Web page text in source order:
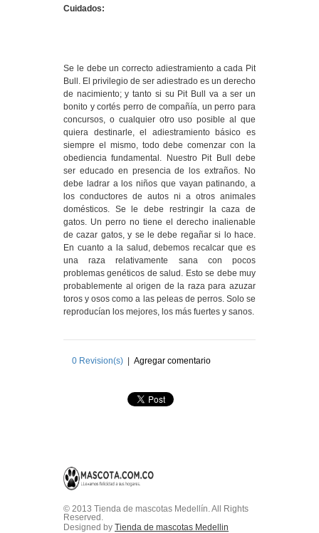
Cuidados:
Se le debe un correcto adiestramiento a cada Pit
Bull. El privilegio de ser adiestrado es un derecho
de nacimiento; y tanto si su Pit Bull va a ser un
bonito y cortés perro de compañía, un perro para
concursos, o cualquier otro uso posible al que
quiera destinarle, el adiestramiento básico es
siempre el mismo, todo debe comenzar con la
obediencia fundamental. Nuestro Pit Bull debe
ser educado en presencia de los extraños. No
debe ladrar a los niños que vayan patinando, a
los conductores de autos ni a otros animales
domésticos. Se le debe restringir la caza de
gatos. Un perro no tiene el derecho inalienable
de cazar gatos, y se le debe regañar si lo hace.
En cuanto a la salud, debemos recalcar que es
una raza relativamente sana con pocos
problemas genéticos de salud. Esto se debe muy
probablemente al origen de la raza para azuzar
toros y osos como a las peleas de perros. Solo se
reproducían los mejores, los más fuertes y sanos.
0 Revision(s) | Agregar comentario
© 2013 Tienda de mascotas Medellín. All Rights
Reserved.
Designed by Tienda de mascotas Medellin